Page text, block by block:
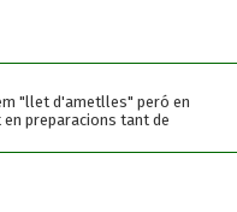
"llet d'ametlles" peró en
preparacions tant de